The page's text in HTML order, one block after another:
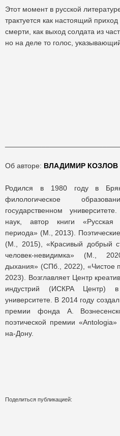
Этот момент в русской
трактуется как настоящий приход
смерти, как выход солдата из
но на деле то голос,
Об авторе: ВЛАДИМИР КОЗЛОВ
Родился в 1980 году в
филологическое
государственном
наук, автор книги «Русская
периода» (М., 2013).
(М., 2015), «Красивый добрый
человек-невидимка» (М.,
дыхания» (СПб., 2022), «Чистое
2023). Возглавляет Центр
индустрий (ИСКРА Центр)
университете. В 2014 году
премии фонда А.
поэтической премии
на-Дону.
Поделиться публикацией: